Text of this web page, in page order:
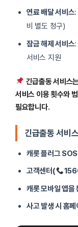
연료 배달 서비스:
비 별도 청구)
잠금 해제 서비스:
서비스 지원
긴급출동 서비스
서비스 이용 횟수와
필요합니다.
긴급출동 서비
캐롯 플러그
고객센터(
캐롯 모바일 앱을
사고 발생 시 홈